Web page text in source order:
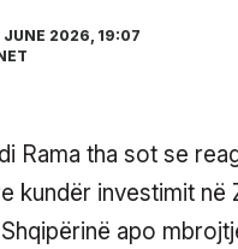
JUNE 2026, 19:07
Rama tha sot se
kundër investimit në
apo